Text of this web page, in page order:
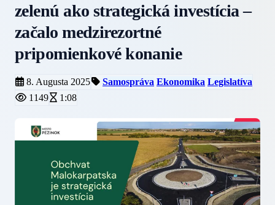
zelenú ako strategická investícia –
začalo medzirezortné
pripomienkové konanie
8. Augusta 2025 Samospráva Ekonomika Legislatíva
1149
1:08